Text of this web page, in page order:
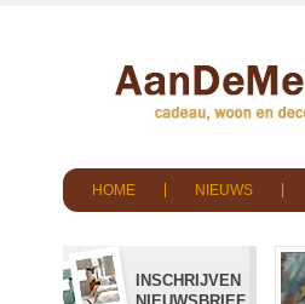
HOME NIEUWS
INSCHRIJVEN